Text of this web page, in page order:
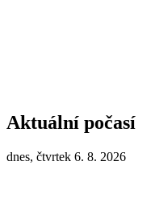
Aktuální počasí
dnes, čtvrtek 6. 8. 2026